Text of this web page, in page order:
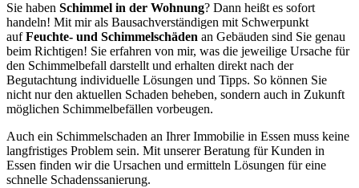
Sie haben Schimmel in der Wohnung? Dann heißt es sofort
handeln! Mit mir als Bausachverständigen mit Schwerpunkt
aufFeuchte- und Schimmelschäden an Gebäuden sind Sie genau
beim Richtigen! Sie erfahren von mir, was die jeweilige Ursache für
den Schimmelbefall darstellt und erhalten direkt nach der
Begutachtung individuelle Lösungen und Tipps. So können Sie
nicht nur den aktuellen Schaden beheben, sondern auch in Zukunft
möglichen Schimmelbefällen vorbeugen.
Auch ein Schimmelschaden an Ihrer Immobilie in Essen muss keine
langfristiges Problem sein. Mit unserer Beratung für Kunden in
Essen finden wir die Ursachen und ermitteln Lösungen für eine
schnelle Schadenssanierung.